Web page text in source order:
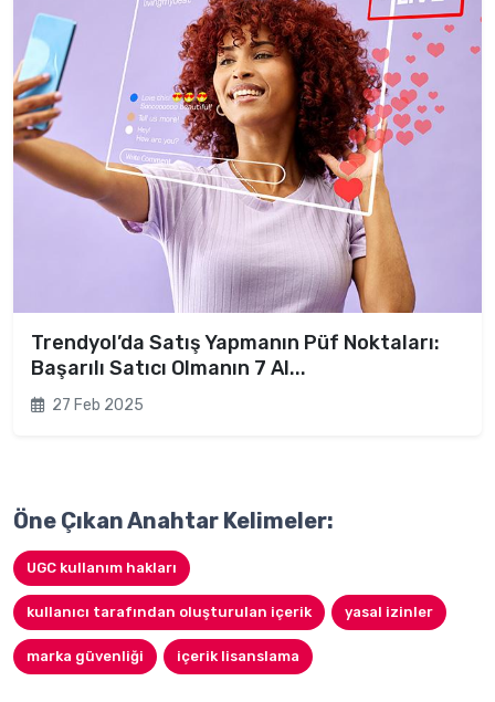
Trendyol’da Satış Yapmanın Püf Noktaları:
Başarılı Satıcı Olmanın 7 Al...
27 Feb 2025
Öne Çıkan Anahtar Kelimeler:
UGC kullanım hakları
kullanıcı tarafından oluşturulan içerik yasal izinler
marka güvenliği içerik lisanslama